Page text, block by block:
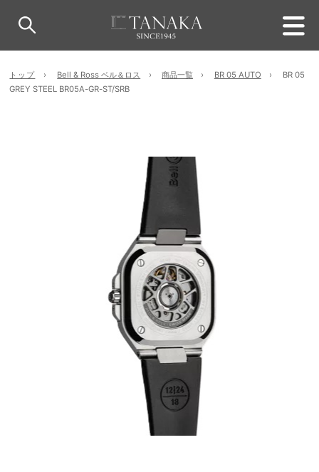
トップ Bell & Ross ベル＆ロス 商品一覧 BR 05 AUTO
BR 05
GREY STEEL BR05A-GR-ST/SRB